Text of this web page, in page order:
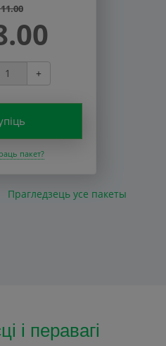
+
пакет?
Прагледзець усе пакеты
і перавагі